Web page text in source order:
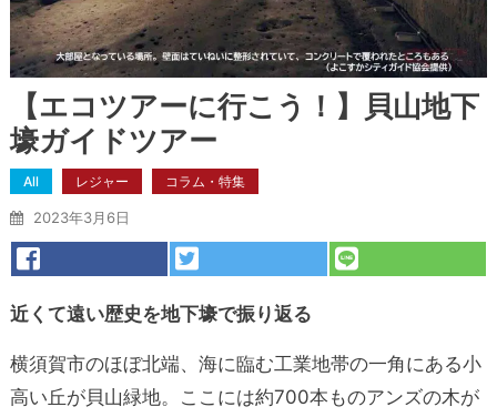
【エコツアーに行こう！】貝山地下
壕ガイドツアー
All レジャー コラム・特集
2023年3月6日
近くて遠い歴史を地下壕で振り返る
横須賀市のほぼ北端、海に臨む工業地帯の一角にある小
高い丘が貝山緑地。ここには約700本ものアンズの木が